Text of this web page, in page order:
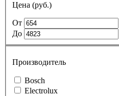
Цена (руб.)
От
До
Производитель
Bosch
Electrolux